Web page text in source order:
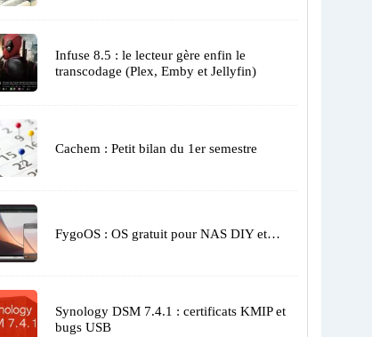
Infuse 8.5 : le lecteur gère enfin le
transcodage (Plex, Emby et Jellyfin)
Cachem : Petit bilan du 1er semestre
FygoOS : OS gratuit pour NAS DIY et…
Synology DSM 7.4.1 : certificats KMIP et
bugs USB